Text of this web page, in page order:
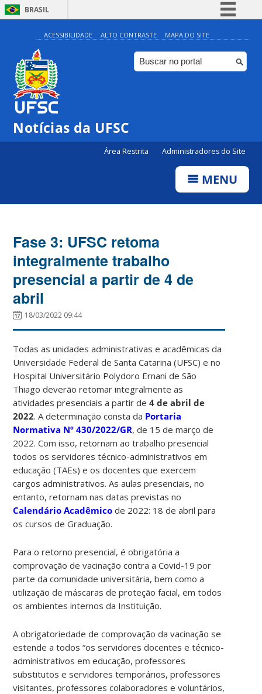
BRASIL
Simplifique!
Comunica BR
Participe
ACESSIBILIDADE ALTO CONTRASTE MAPA DO SITE
Notícias da UFSC
Área Restrita Administradores do Site
MENU
Fase 3: UFSC retoma
integralmente trabalho
presencial a partir de 4 de
abril
18/03/2022 09:44
Todas as unidades administrativas e acadêmicas da
Universidade Federal de Santa Catarina (UFSC) e no
Hospital Universitário Polydoro Ernani de São
Thiago deverão retomar integralmente as
atividades presenciais a partir de4 de abril de
2022. A determinação consta da Portaria
Normativa Nº 430/2022/GR, de 15 de março de
2022. Com isso, retornam ao trabalho presencial
todos os servidores técnico-administrativos em
educação (TAEs) e os docentes que exercem
cargos administrativos. As aulas presenciais, no
entanto, retornam nas datas previstas no
Calendário Acadêmico de 2022: 18 de abril para
os cursos de Graduação.
Para o retorno presencial, é obrigatória a
comprovação de vacinação contra a Covid-19 por
parte da comunidade universitária, bem como a
utilização de máscaras de proteção facial, em todos
os ambientes internos da Instituição.
A obrigatoriedade de comprovação da vacinação se
estende a todos “os servidores docentes e técnico-
administrativos em educação, professores
substitutos e servidores temporários, professores
visitantes, professores colaboradores e voluntários,